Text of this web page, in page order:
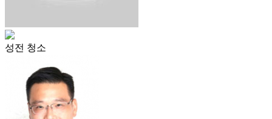
성전 청소